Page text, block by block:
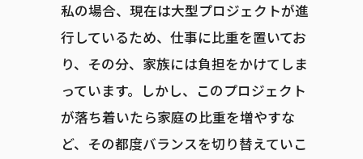
私の場合、現在は大型プロジェクトが進
行しているため、仕事に比重を置いてお
り、その分、家族には負担をかけてしま
っています。しかし、このプロジェクト
が落ち着いたら家庭の比重を増やすな
ど、その都度バランスを切り替えていこ